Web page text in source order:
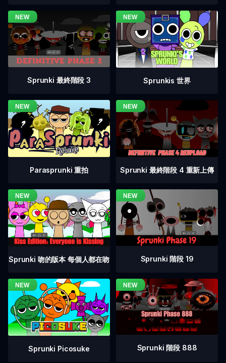
Sprunki 最終階段 3 Sprunkis 世界
Parasprunki 重拍 Sprunki 最終階段 4 重新上傳
Sprunki 吻的版本 每個人都在吻 Sprunki 階段 19
Sprunki Picosuke Sprunki 階段 888